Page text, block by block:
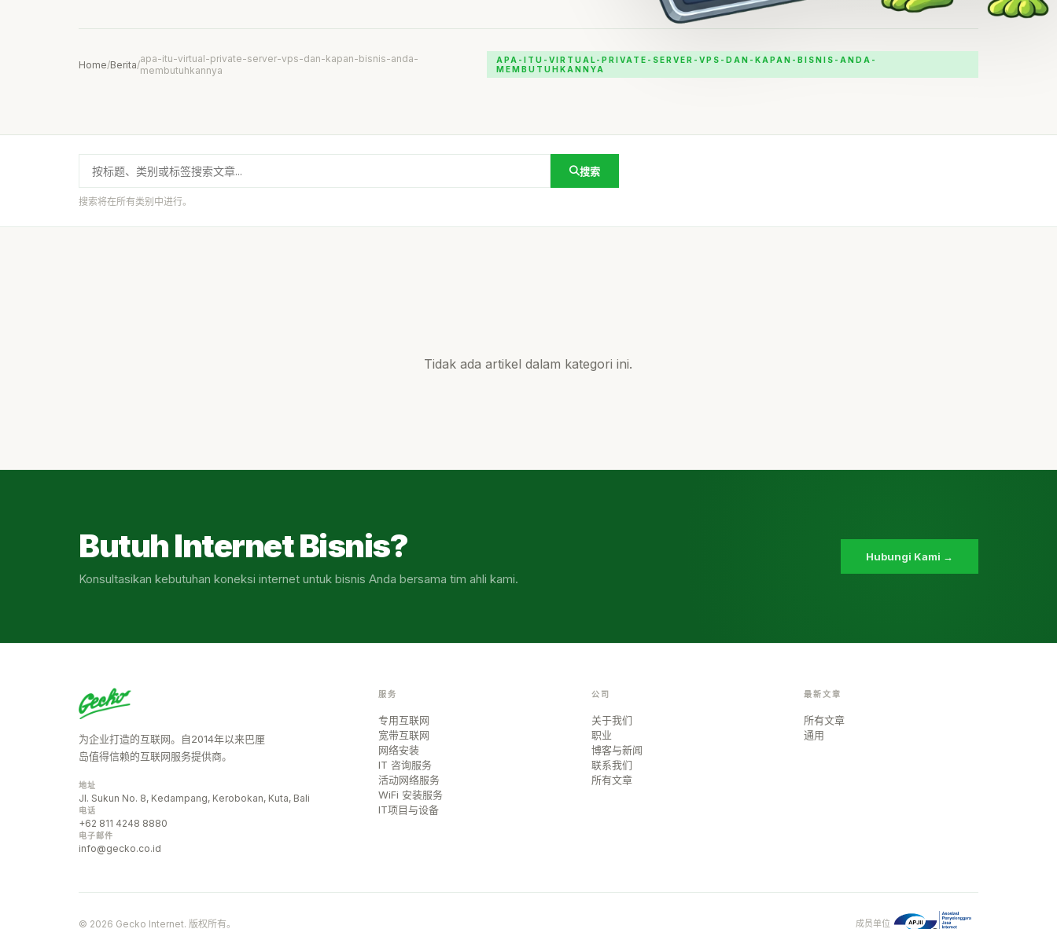
Home/Berita/apa-itu-virtual-private-server-vps-dan-kapan-bisnis-anda-
membutuhkannya
APA-ITU-VIRTUAL-PRIVATE-SERVER-VPS-DAN-KAPAN-BISNIS-ANDA-
MEMBUTUHKANNYA
搜索
搜索将在所有类别中进行。
Tidak ada artikel dalam kategori ini.
Butuh Internet Bisnis?
Konsultasikan kebutuhan koneksi internet untuk bisnis Anda bersama tim ahli kami.
Hubungi Kami →
为企业打造的互联网。自2014年以来巴厘
岛值得信赖的互联网服务提供商。
地址
Jl. Sukun No. 8, Kedampang, Kerobokan, Kuta, Bali
电话
+62 811 4248 8880
电子邮件
info@gecko.co.id
服务
专用互联网
宽带互联网
网络安装
IT 咨询服务
活动网络服务
WiFi 安装服务
IT项目与设备
公司
关于我们
职业
博客与新闻
联系我们
所有文章
最新文章
所有文章
通用
© 2026 Gecko Internet. 版权所有。 成员单位